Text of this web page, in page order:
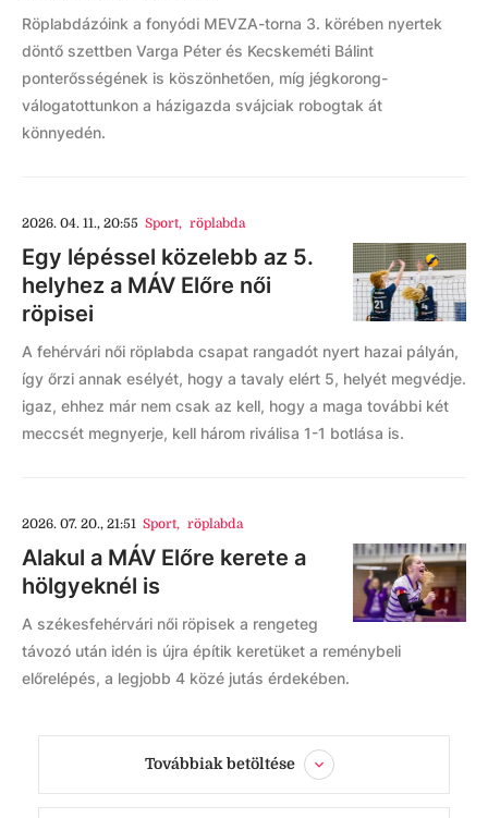
Röplabdázóink a fonyódi MEVZA-torna 3. körében nyertek
döntő szettben Varga Péter és Kecskeméti Bálint
ponterősségének is köszönhetően, míg jégkorong-
válogatottunkon a házigazda svájciak robogtak át
könnyedén.
2026. 04. 11., 20:55 Sport, röplabda
Egy lépéssel közelebb az 5.
helyhez a MÁV Előre női
röpisei
A fehérvári női röplabda csapat rangadót nyert hazai pályán,
így őrzi annak esélyét, hogy a tavaly elért 5, helyét megvédje.
igaz, ehhez már nem csak az kell, hogy a maga további két
meccsét megnyerje, kell három riválisa 1-1 botlása is.
2026. 07. 20., 21:51 Sport, röplabda
Alakul a MÁV Előre kerete a
hölgyeknél is
A székesfehérvári női röpisek a rengeteg
távozó után idén is újra építik keretüket a reménybeli
előrelépés, a legjobb 4 közé jutás érdekében.
Továbbiak betöltése